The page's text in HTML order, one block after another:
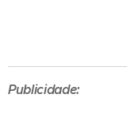
Publicidade: